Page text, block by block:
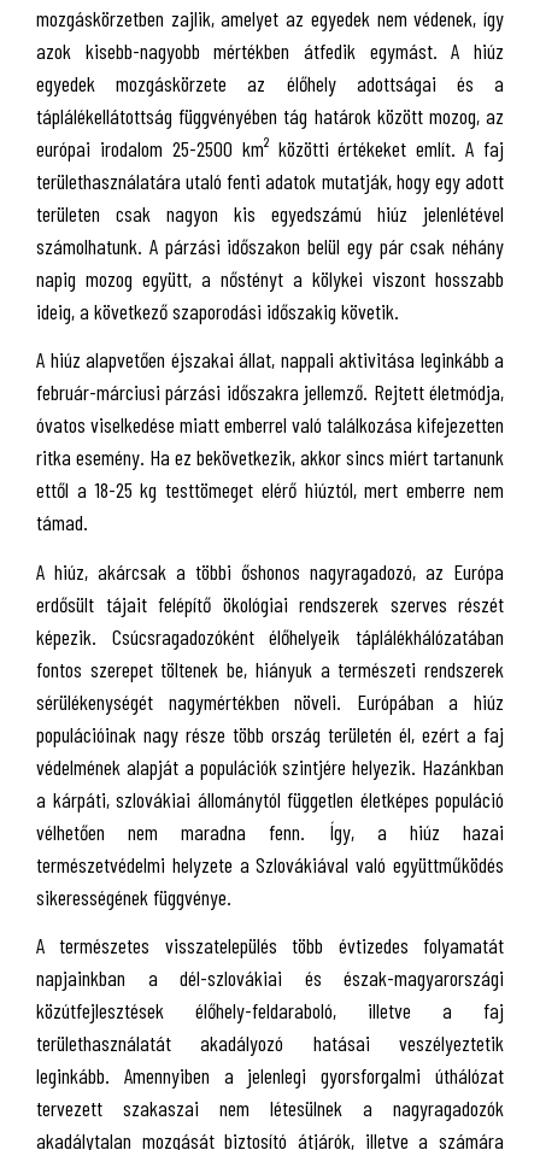
mozgáskörzetben zajlik, amelyet az egyedek nem védenek, így
azok kisebb-nagyobb mértékben átfedik egymást. A hiúz
egyedek mozgáskörzete az élőhely adottságai és a
táplálékellátottság függvényében tág határok között mozog, az
európai irodalom 25-2500 km² közötti értékeket említ. A faj
területhasználatára utaló fenti adatok mutatják, hogy egy adott
területen csak nagyon kis egyedszámú hiúz jelenlétével
számolhatunk. A párzási időszakon belül egy pár csak néhány
napig mozog együtt, a nőstényt a kölykei viszont hosszabb
ideig, a következő szaporodási időszakig követik.
A hiúz alapvetően éjszakai állat, nappali aktivitása leginkább a
február-márciusi párzási időszakra jellemző. Rejtett életmódja,
óvatos viselkedése miatt emberrel való találkozása kifejezetten
ritka esemény. Ha ez bekövetkezik, akkor sincs miért tartanunk
ettől a 18-25 kg testtömeget elérő hiúztól, mert emberre nem
támad.
A hiúz, akárcsak a többi őshonos nagyragadozó, az Európa
erdősült tájait felépítő ökológiai rendszerek szerves részét
képezik. Csúcsragadozóként élőhelyeik táplálékhálózatában
fontos szerepet töltenek be, hiányuk a természeti rendszerek
sérülékenységét nagymértékben növeli. Európában a hiúz
populációinak nagy része több ország területén él, ezért a faj
védelmének alapját a populációk szintjére helyezik. Hazánkban
a kárpáti, szlovákiai állománytól független életképes populáció
vélhetően nem maradna fenn. Így, a hiúz hazai
természetvédelmi helyzete a Szlovákiával való együttműködés
sikerességének függvénye.
A természetes visszatelepülés több évtizedes folyamatát
napjainkban a dél-szlovákiai és észak-magyarországi
közútfejlesztések élőhely-feldaraboló, illetve a faj
területhasználatát akadályozó hatásai veszélyeztetik
leginkább. Amennyiben a jelenlegi gyorsforgalmi úthálózat
tervezett szakaszai nem létesülnek a nagyragadozók
akadálytalan mozgását biztosító átjárók, illetve a számára